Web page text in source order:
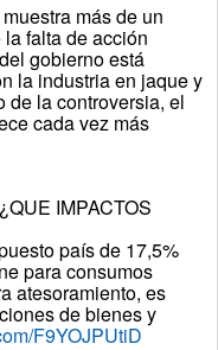
más de un
falta de acción
gobierno está
la industria en jaque y
de la controversia, el
cada vez más
IMPACTOS
país de 17,5%
para consumos
atesoramiento, es
de bienes y
F9YOJPUtiD